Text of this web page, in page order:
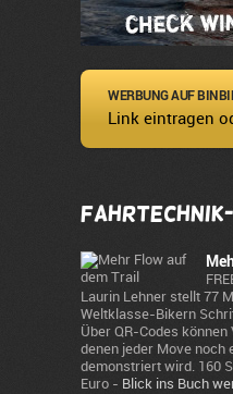
WERBUNG AUF
Link eintragen
Laurin Lehner stellt 77
Weltklasse-Bikern
Über QR-Codes
denen jeder Move noch
demonstriert wird. 160
Euro - Blick ins Buch